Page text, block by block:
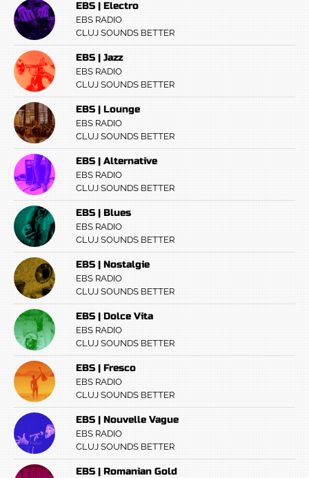
EBS | Electro
EBS RADIO
CLUJ SOUNDS BETTER
EBS | Jazz
EBS RADIO
CLUJ SOUNDS BETTER
EBS | Lounge
EBS RADIO
CLUJ SOUNDS BETTER
EBS | Alternative
EBS RADIO
CLUJ SOUNDS BETTER
EBS | Blues
EBS RADIO
CLUJ SOUNDS BETTER
EBS | Nostalgie
EBS RADIO
CLUJ SOUNDS BETTER
EBS | Dolce Vita
EBS RADIO
CLUJ SOUNDS BETTER
EBS | Fresco
EBS RADIO
CLUJ SOUNDS BETTER
EBS | Nouvelle Vague
EBS RADIO
CLUJ SOUNDS BETTER
EBS | Romanian Gold